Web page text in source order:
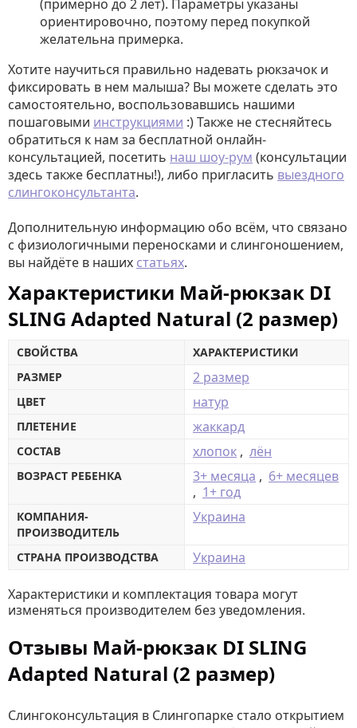
(примерно до 2 лет). Параметры указаны
ориентировочно, поэтому перед покупкой
желательна примерка.
Хотите научиться правильно надевать рюкзачок и
фиксировать в нем малыша? Вы можете сделать это
самостоятельно, воспользовавшись нашими
пошаговыми инструкциями :) Также не стесняйтесь
обратиться к нам за бесплатной онлайн-
консультацией, посетить наш шоу-рум (консультации
здесь также бесплатны!), либо пригласить выездного
слингоконсультанта.
Дополнительную информацию обо всём, что связано
с физиологичными переносками и слингоношением,
вы найдёте в наших статьях.
Характеристики Май-рюкзак DI
SLING Adapted Natural (2 размер)
СВОЙСТВА
ХАРАКТЕРИСТИКИ
РАЗМЕР
2 размер
ЦВЕТ натур
ПЛЕТЕНИЕ жаккард
СОСТАВ хлопок , лён
ВОЗРАСТ РЕБЕНКА 3+ месяца , 6+ месяцев
, 1+ год
КОМПАНИЯ-
ПРОИЗВОДИТЕЛЬ
Украина
СТРАНА ПРОИЗВОДСТВА Украина
Характеристики и комплектация товара могут
изменяться производителем без уведомления.
Отзывы Май-рюкзак DI SLING
Adapted Natural (2 размер)
Слингоконсультация в Слингопарке стало открытием